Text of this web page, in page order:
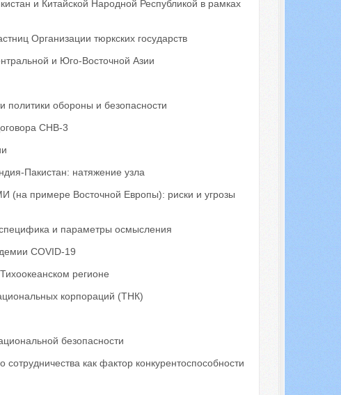
и Китайской Народной Республикой в рамках
Организации тюркских государств
и Юго-Восточной Азии
политики обороны и безопасности
СНВ-3
Пакистан: натяжение узла
(на примере Восточной Европы): риски и угрозы
и параметры осмысления
COVID-19
регионе
корпораций (ТНК)
безопасности
как фактор конкурентоспособности